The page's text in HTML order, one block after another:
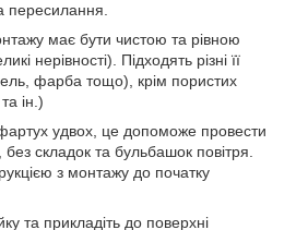
пересилання.
має бути чистою та рівною
нерівності). Підходять різні її
фарба тощо), крім пористих
ін.)
удвох, це допоможе провести
складок та бульбашок повітря.
з монтажу до початку
та прикладіть до поверхні